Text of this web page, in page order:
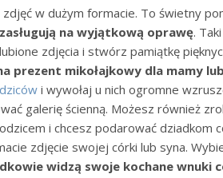
w dużym formacie. To świetny
na wyjątkową oprawę.
zdjęcia i stwórz pamiątkę
prezent mikołajkowy dla mamy
i wywołaj u nich ogromne
galerię ścienną. Możesz również
i chcesz podarować dziadkom
zdjęcie swojej córki lub syna.
widzą swoje kochane wnuki